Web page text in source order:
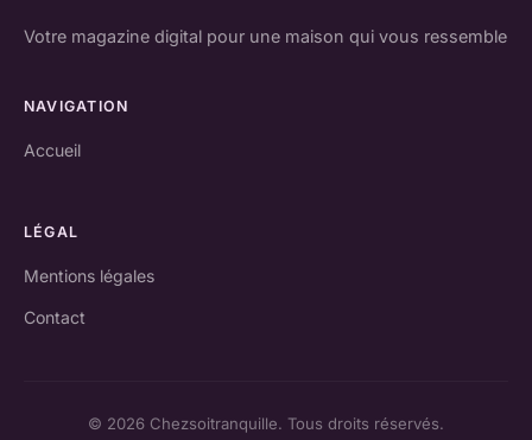
Votre magazine digital pour une maison qui vous ressemble
NAVIGATION
Accueil
LÉGAL
Mentions légales
Contact
© 2026 Chezsoitranquille. Tous droits réservés.